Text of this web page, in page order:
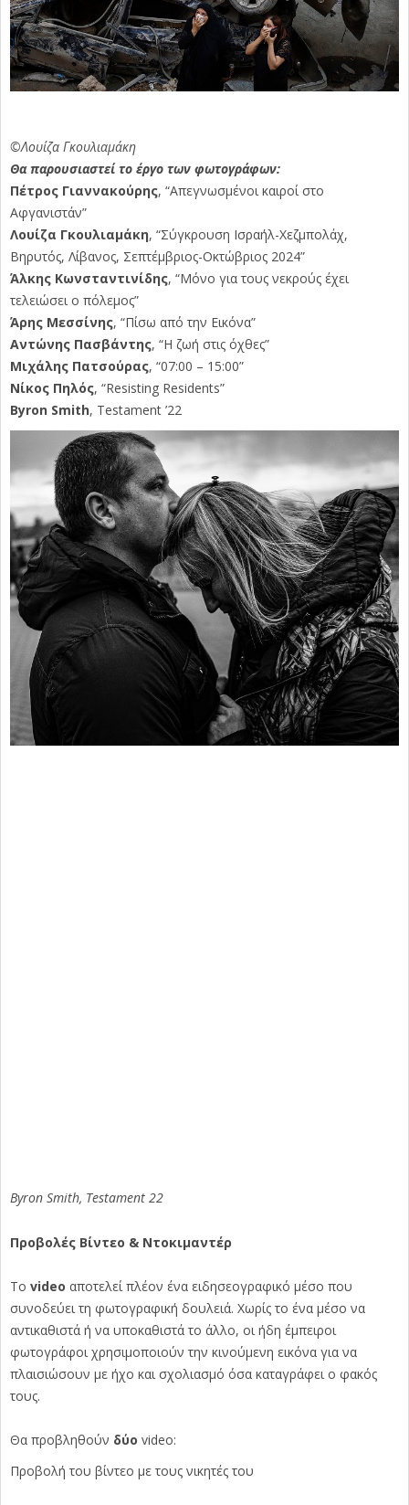
©Λουίζα Γκουλιαμάκη
Θα παρουσιαστεί το έργο των φωτογράφων:
Πέτρος Γιαννακούρης, “Απεγνωσμένοι καιροί στο
Αφγανιστάν”
Λουίζα Γκουλιαμάκη, “Σύγκρουση Ισραήλ-Χεζμπολάχ,
Βηρυτός, Λίβανος, Σεπτέμβριος-Οκτώβριος 2024”
Άλκης Κωνσταντινίδης, “Μόνο για τους νεκρούς έχει
τελειώσει ο πόλεμος”
Άρης Μεσσίνης, “Πίσω από την Εικόνα”
Αντώνης Πασβάντης, “Η ζωή στις όχθες”
Μιχάλης Πατσούρας, “07:00 – 15:00”
Νίκος Πηλός, “Resisting Residents”
Byron Smith, Testament ’22
Byron Smith, Testament 22
Προβολές Βίντεο & Ντοκιμαντέρ
Το video αποτελεί πλέον ένα ειδησεογραφικό μέσο που
συνοδεύει τη φωτογραφική δουλειά. Χωρίς το ένα μέσο να
αντικαθιστά ή να υποκαθιστά το άλλο, οι ήδη έμπειροι
φωτογράφοι χρησιμοποιούν την κινούμενη εικόνα για να
πλαισιώσουν με ήχο και σχολιασμό όσα καταγράφει ο φακός
τους.
Θα προβληθούν δύο video:
Προβολή του βίντεο με τους νικητές του